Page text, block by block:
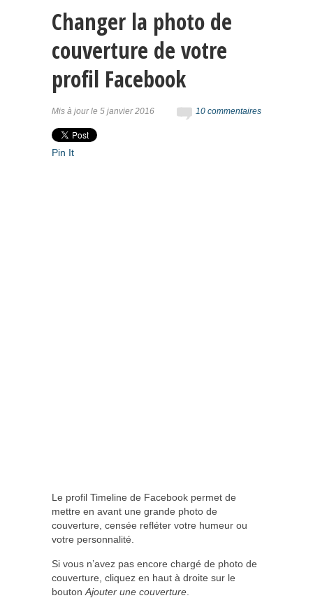
Changer la photo de
couverture de votre
profil Facebook
10 commentaires
Mis à jour le 5 janvier 2016
Pin It
Le profil Timeline de Facebook permet de
mettre en avant une grande photo de
couverture, censée refléter votre humeur ou
votre personnalité.
Si vous n’avez pas encore chargé de photo de
couverture, cliquez en haut à droite sur le
bouton Ajouter une couverture